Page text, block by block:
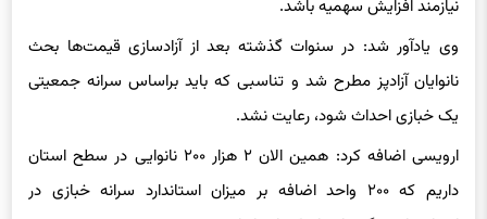
وی یادآور شد: در سنوات گذشته بعد از آزادسازی قیمت‌ها بحث
نانوایان آزادپز مطرح شد و تناسبی که باید براساس سرانه جمعیتی
یک خبازی احداث شود، رعایت نشد.
داریم که ۲۰۰ واحد اضافه بر میزان استاندارد سرانه خبازی در
استان‌های دیگر و استان کرمانشاه است.